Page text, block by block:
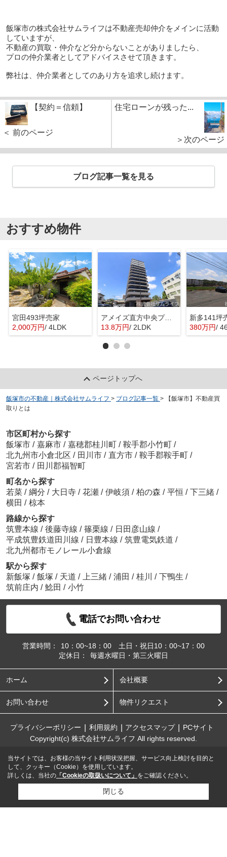
飯塚市の株式会社サムライフは不動産売却仲介をメインに活動
していますが、
不動産の買取・仲介など分からないことがありましたら、
プロの仲介業者としてアドバイスさせて頂きます。
弊社は、仲介業者としてのあり方を追求し続けます。
【契約＝信頼】
＜ 前のページ
住宅ローンが残った...
＞次のページ
ブログ記事一覧を見る
おすすめ物件
宮田493坪売家
2,000万円/ 4LDK
アメイズ直方中央プレミアム
13.8万円/ 2LDK
新多141坪
380万円/
ページトップへ
飯塚市の不動産｜株式会社サムライフ > ブログ記事一覧 >
【飯塚市】不動産買
取りとは
市区町村から探す
飯塚市 / 嘉麻市 / 嘉穂郡桂川町 / 鞍手郡小竹町 /
北九州市小倉北区 / 田川市 / 直方市 / 鞍手郡鞍手町 /
宮若市 / 田川郡福智町
町名から探す
若菜 / 綱分 / 大日寺 / 花瀬 / 伊岐須 / 柏の森 / 平恒 / 下三緒 /
横田 / 椋本
路線から探す
筑豊本線 / 後藤寺線 / 篠栗線 / 日田彦山線 /
平成筑豊鉄道田川線 / 日豊本線 / 筑豊電気鉄道 /
北九州都市モノレール小倉線
駅から探す
新飯塚 / 飯塚 / 天道 / 上三緒 / 浦田 / 桂川 / 下鴨生 /
筑前庄内 / 鯰田 / 小竹
電話でお問い合わせ
営業時間：
10：00~18：00 土日・祝日10：00~17：00
定休日：
毎週水曜日・第三火曜日
ホーム 会社概要
お問い合わせ 物件リクエスト
プライバシーポリシー 利用規約 アクセスマップ
PCサイト
Copyright(c) 株式会社サムライフ All rights reserved.
当サイトでは、お客様の当サイト利用状況把握、サービス向上検討を目的と
して、クッキー（Cookie）を使用しています。
詳しくは、当社の 「Cookieの取扱いについて」 をご確認ください。
閉じる